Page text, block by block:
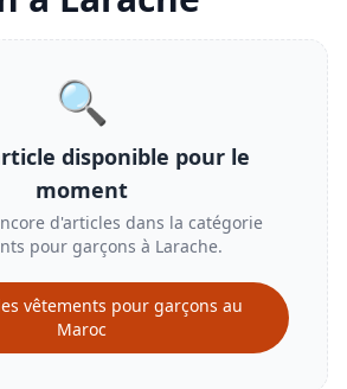
🔍
disponible pour le
moment
d'articles dans la catégorie
pour garçons à Larache.
vêtements pour garçons au
Maroc